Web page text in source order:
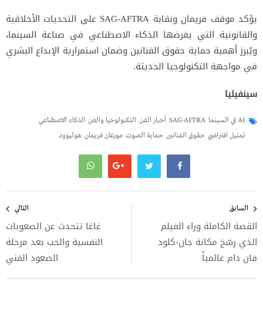
يؤكد موقف فريمان ونقابة SAG-AFTRA على التحديات الأخلاقية
والقانونية التي يفرضها الذكاء الاصطناعي في صناعة السينما،
ويُبرز أهمية حماية حقوق الفنانين وضمان استمرارية الإبداع البشري
في مواجهة التكنولوجيا الحديثة.
سينفيليا
AI في السينما SAG-AFTRA أخبار الفن التكنولوجيا والفن الذكاء الاصطناعي
تمثيل افتراضي حقوق الفنانين حماية الصوت مورغان فريمان هوليوود
المقالات
السابق
القصة الكاملة وراء الفيلم
الذي رسّخ مكانة جان-كلود
فان دام عالمياً
التالي
غاغا تتحدث عن الصعوبات
النفسية والحب بعد مرحلة
الصعود الفني